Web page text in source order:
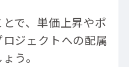
で、単価上昇やポ
ジェクトへの配属
う。